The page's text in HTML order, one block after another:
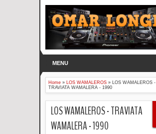
MENU
Home » LOS WAMALEROS »
LOS WAMALEROS -
TRAVIATA WAMALERA - 1990
LOS WAMALEROS - TRAVIATA
WAMALERA - 1990